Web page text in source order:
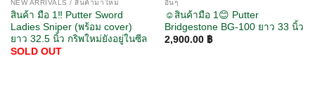
NEW ARRIVALS / สินค้ามาใหม่
สินค้า มือ 1‼️ Putter Sword
Ladies Sniper (พร้อม cover)
ยาว 32.5 นิ้ว กริพใหม่ยังอยู่ในซีล
SOLD OUT
อื่นๆ
☺️สินค้ามือ 1😊 Putter
Bridgestone BG-100 ยาว 33 นิ้ว
2,900.00 ฿